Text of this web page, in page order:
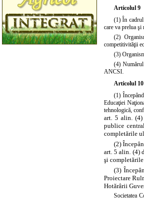
Articolul 9
(1) În cadrul
care va prelua
(2)
competitivităţii
(3)
(4) Numărul
ANCSI.
Articolul 10
(1)
Educaţiei
tehnologică,
art. 5 alin. (4)
publice
completările
(2)
art. 5 alin. (4)
şi
(3)
Proiectare
Hotărârii
Societatea